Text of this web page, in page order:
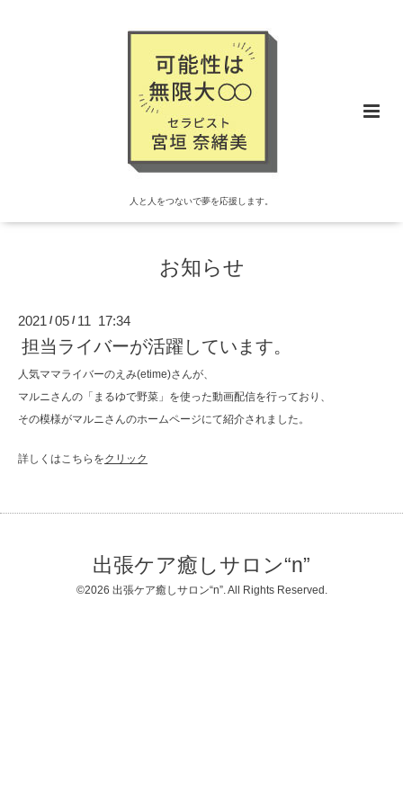
人と人をつないで夢を応援します。
お知らせ
2021 /05 / 11 17:34
担当ライバーが活躍しています。
人気ママライバーのえみ(etime)さんが、
マルニさんの「まるゆで野菜」を使った動画配信を行っており、
その模様がマルニさんのホームページにて紹介されました。
詳しくはこちらをクリック
出張ケア癒しサロン“n”
©2026 出張ケア癒しサロン“n”. All Rights Reserved.